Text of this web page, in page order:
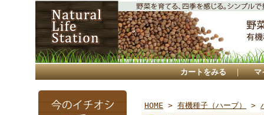
カートをみる ｜ マ
HOME > 有機種子（ハーブ） >